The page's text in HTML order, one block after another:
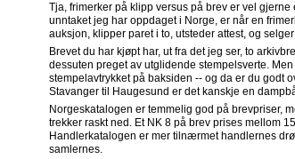
Tja, frimerker på klipp versus på brev er vel
unntaket jeg har oppdaget i Norge, er når en
auksjon, klipper paret i to, utsteder attest, og
Brevet du har kjøpt har, ut fra det jeg ser, to
dessuten preget av utglidende stempelsverte.
stempelavtrykket på baksiden -- og da er du godt
Stavanger til Haugesund er det kanskje en
Norgeskatalogen er temmelig god på brevpriser,
trekker raskt ned. Et NK 8 på brev prises mellom
Handlerkatalogen er mer tilnærmet handlernes
samlernes.